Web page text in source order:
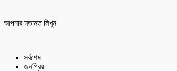
আপনার মতামত লিখুন
সর্বশেষ
জনপ্রিয়